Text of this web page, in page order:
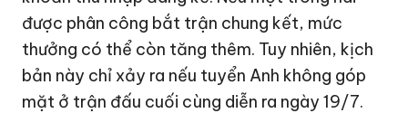
được phân công bắt trận chung kết, mức
thưởng có thể còn tăng thêm. Tuy nhiên, kịch
bản này chỉ xảy ra nếu tuyển Anh không góp
mặt ở trận đấu cuối cùng diễn ra ngày 19/7.